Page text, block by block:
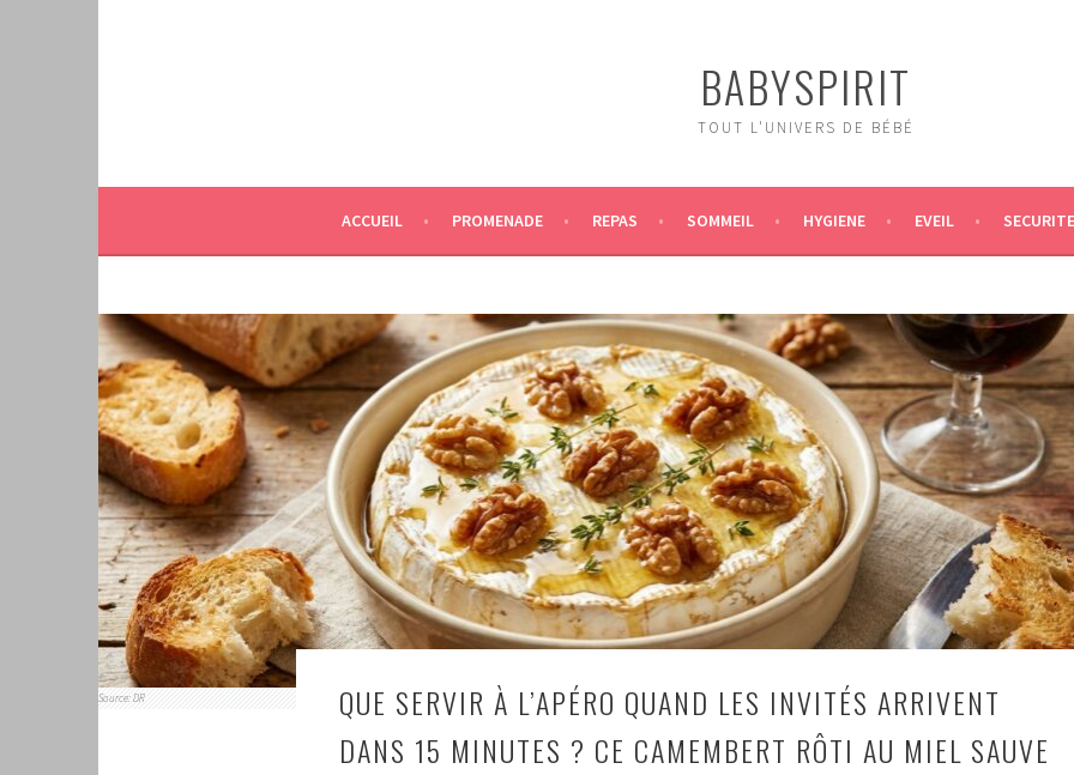
BABYSPIRIT
TOUT L'UNIVERS DE BÉBÉ
ACCUEIL PROMENADE REPAS SOMMEIL HYGIENE EVEIL SECURITE
Source: DR
QUE SERVIR À L’APÉRO QUAND LES INVITÉS ARRIVENT
DANS 15 MINUTES ? CE CAMEMBERT RÔTI AU MIEL SAUVE